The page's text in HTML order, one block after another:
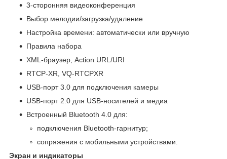
3-сторонняя видеоконференция
Выбор мелодии/загрузка/удаление
Настройка времени: автоматически или вручную
Правила набора
XML-браузер, Action URL/URI
RTCP-XR, VQ-RTCPXR
USB-порт 3.0 для подключения камеры
USB-порт 2.0 для USB-носителей и медиа
Встроенный Bluetooth 4.0 для:
подключения Bluetooth-гарнитур;
сопряжения с мобильными устройствами.
Экран и индикаторы